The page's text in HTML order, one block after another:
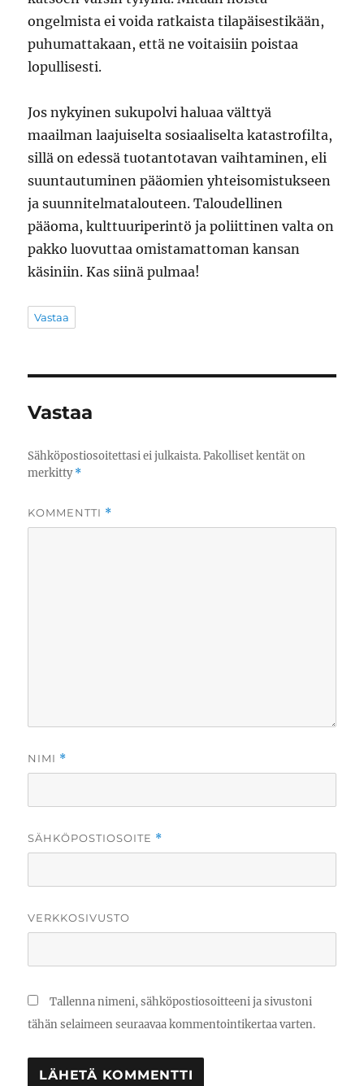
ongelmista ei voida ratkaista tilapäisestikään,
puhumattakaan, että ne voitaisiin poistaa
lopullisesti.
Jos nykyinen sukupolvi haluaa välttyä
maailman laajuiselta sosiaaliselta katastrofilta,
sillä on edessä tuotantotavan vaihtaminen, eli
suuntautuminen pääomien yhteisomistukseen
ja suunnitelmatalouteen. Taloudellinen
pääoma, kulttuuriperintö ja poliittinen valta on
pakko luovuttaa omistamattoman kansan
käsiniin. Kas siinä pulmaa!
Vastaa
Vastaa
Sähköpostiosoitettasi ei julkaista. Pakolliset kentät on
merkitty*
KOMMENTTI *
NIMI *
SÄHKÖPOSTIOSOITE *
VERKKOSIVUSTO
Tallenna nimeni, sähköpostiosoitteeni ja sivustoni
tähän selaimeen seuraavaa kommentointikertaa varten.